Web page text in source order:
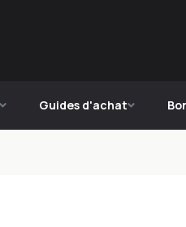
Guides d'achat